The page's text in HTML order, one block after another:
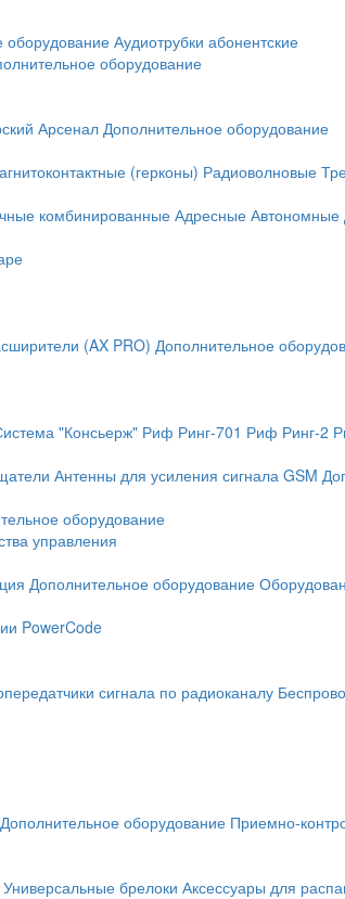
оборудование Аудиотрубки абонентские
оборудование
Арсенал Дополнительное оборудование
(герконы) Радиоволновые
комбинированные Адресные Автономные
(AX PRO) Дополнительное
"Консьерж" Риф Ринг-701 Риф Ринг-2
Антенны для усиления сигнала GSM
оборудование
управления
Дополнительное оборудование
PowerCode
сигнала по радиоканалу
Дополнительное оборудование Приемно-
Универсальные брелоки Аксессуары для